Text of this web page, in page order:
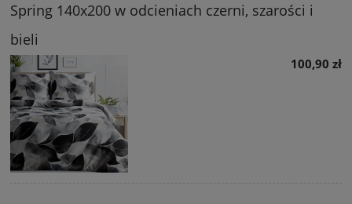
Spring 140x200 w odcieniach czerni, szarości i
bieli
100,90 zł